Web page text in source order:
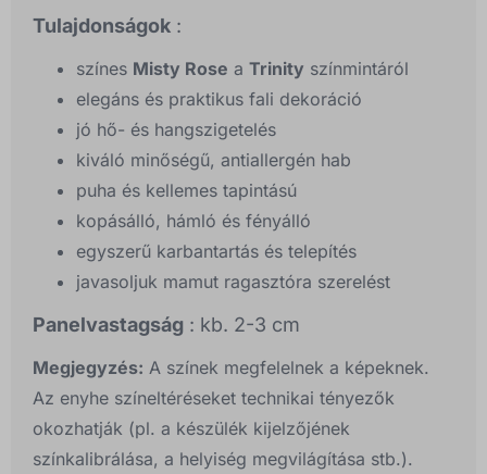
Tulajdonságok :
színes Misty Rose a Trinity színmintáról
elegáns és praktikus fali dekoráció
jó hő- és hangszigetelés
kiváló minőségű, antiallergén hab
puha és kellemes tapintású
kopásálló, hámló és fényálló
egyszerű karbantartás és telepítés
javasoljuk mamut ragasztóra szerelést
Panelvastagság : kb. 2-3 cm
Megjegyzés: A színek megfelelnek a képeknek.
Az enyhe színeltéréseket technikai tényezők
okozhatják (pl. a készülék kijelzőjének
színkalibrálása, a helyiség megvilágítása stb.).